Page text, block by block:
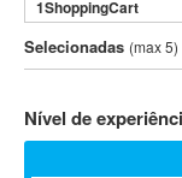
1ShoppingCart
3DS Max
3GSM
802.11
Selecionadas (max 5)
Nível de